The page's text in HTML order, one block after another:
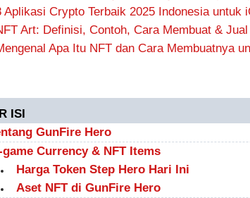
Aplikasi Crypto Terbaik 2025 Indonesia untuk
Art: Definisi, Contoh, Cara Membuat &
Apa Itu NFT dan Cara Membuatnya
ISI
GunFire Hero
game Currency & NFT Items
Harga Token Step Hero Hari Ini
Aset NFT di GunFire Hero